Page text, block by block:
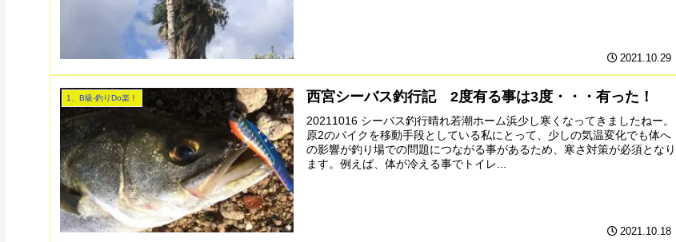
2021.10.29
1、B級-釣りDo楽！ 西宮シーバス釣行記 2度有る事は3度・・・有った！
20211016 シーバス釣行晴れ若潮ホーム浜少し寒くなってきましたねー。
原2のバイクを移動手段としている私にとって、少しの気温変化でも体へ
の影響が釣り場での問題につながる事があるため、寒さ対策が必須となり
ます。例えば、体が冷える事でトイレ...
2021.10.18